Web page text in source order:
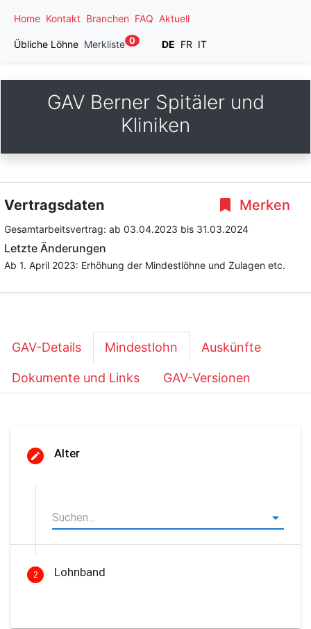
Home Kontakt Branchen FAQ Aktuell
Übliche Löhne Merkliste 0 DE FR IT
GAV Berner Spitäler und
Kliniken
Merken
Vertragsdaten
Gesamtarbeitsvertrag: ab 03.04.2023 bis 31.03.2024
Letzte Änderungen
Ab 1. April 2023: Erhöhung der Mindestlöhne und Zulagen etc.
GAV-Details Mindestlohn Auskünfte
Dokumente und Links GAV-Versionen
Alter
2 Lohnband